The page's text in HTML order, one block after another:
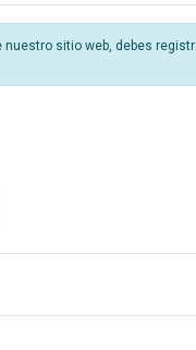
nuestro sitio web, debes